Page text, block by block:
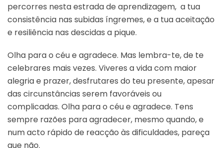
percorres nesta estrada de aprendizagem, a tua
consistência nas subidas íngremes, e a tua aceitação
e resiliência nas descidas a pique.
Olha para o céu e agradece. Mas lembra-te, de te
celebrares mais vezes. Viveres a vida com maior
alegria e prazer, desfrutares do teu presente, apesar
das circunstâncias serem favoráveis ou
complicadas. Olha para o céu e agradece. Tens
sempre razões para agradecer, mesmo quando, e
num acto rápido de reacção às dificuldades, pareça
que não.